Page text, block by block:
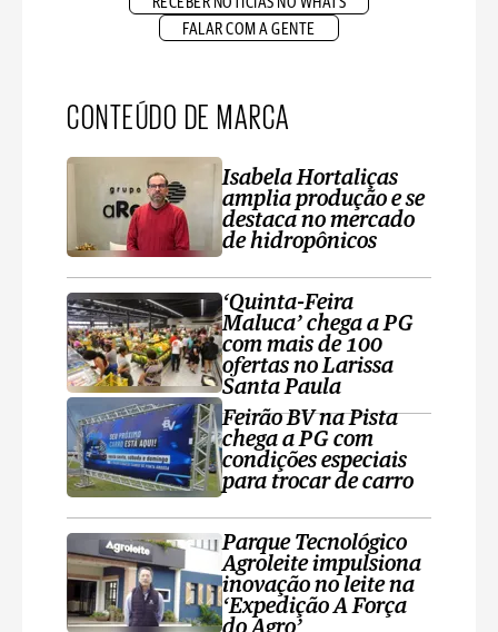
FALAR COM A GENTE
CONTEÚDO DE MARCA
Isabela Hortaliças
amplia produção e se
destaca no mercado
de hidropônicos
‘Quinta-Feira
Maluca’ chega a PG
com mais de 100
ofertas no Larissa
Santa Paula
Feirão BV na Pista
chega a PG com
condições especiais
para trocar de carro
Parque Tecnológico
Agroleite impulsiona
inovação no leite na
‘Expedição A Força